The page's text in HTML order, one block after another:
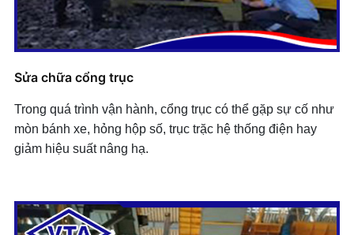
Sửa chữa cổng trục
Trong quá trình vận hành, cổng trục có thể gặp sự cố như
mòn bánh xe, hỏng hộp số, trục trặc hệ thống điện hay
giảm hiệu suất nâng hạ.